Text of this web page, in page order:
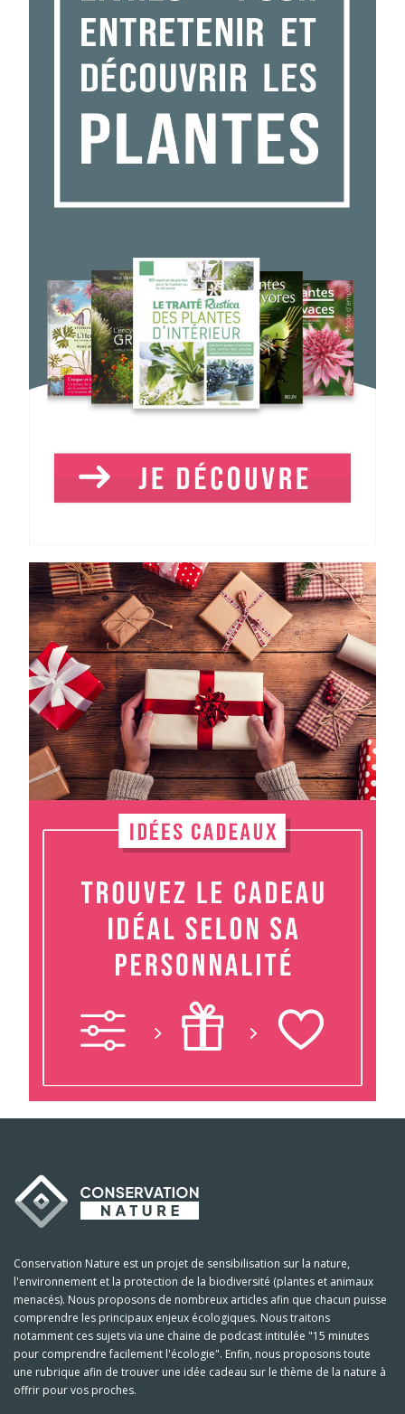
Conservation Nature est un projet de sensibilisation sur la nature,
l'environnement et la protection de la biodiversité (plantes et animaux
menacés). Nous proposons de nombreux articles afin que chacun puisse
comprendre les principaux enjeux écologiques. Nous traitons
notamment ces sujets via une chaine de podcast intitulée "15 minutes
pour comprendre facilement l'écologie". Enfin, nous proposons toute
une rubrique afin de trouver une idée cadeau sur le thème de la nature à
offrir pour vos proches.